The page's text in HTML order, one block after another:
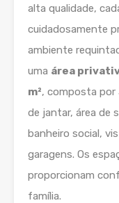
alta qualidade,
cuidadosamente
ambiente
uma área
m², composta por
de jantar, área de
banheiro social,
garagens. Os
proporcionam
família.